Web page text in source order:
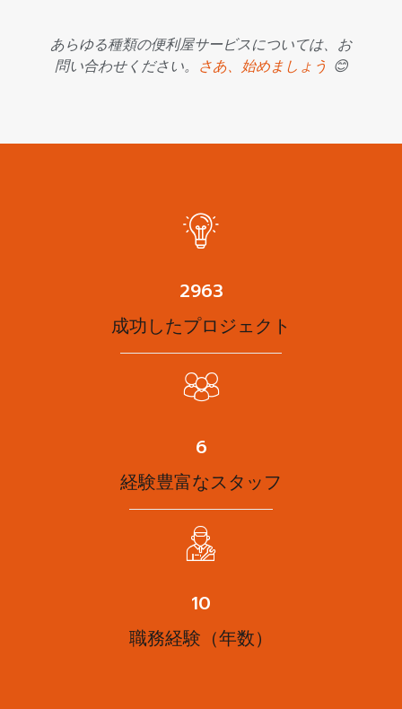
あらゆる種類の便利屋サービスについては、お
問い合わせください。 さあ、始めましょう 😊
3713
成功したプロジェクト
8
経験豊富なスタッフ
12
職務経験（年数）